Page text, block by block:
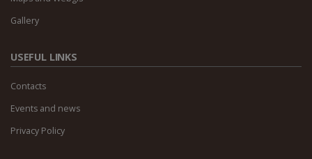
Gallery
USEFUL LINKS
Contacts
Events and news
Privacy Policy